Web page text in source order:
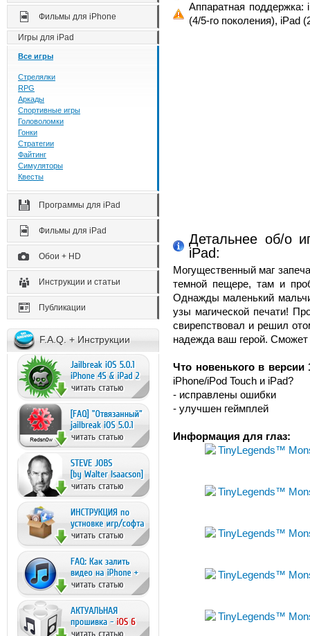
Фильмы для iPhone
Игры для iPad
Все игры
Стрелялки
RPG
Аркады
Спортивные игры
Головоломки
Гонки
Стратегии
Файтинг
Симуляторы
Квесты
Программы для iPad
Фильмы для iPad
Обои + HD
Инструкции и статьи
Публикации
F.A.Q. + Инструкции
Аппаратная поддержка:
(4/5-го поколения), iPad
Детальнее об/о
iPad:
Могущественный маг
темной пещере, там и
Однажды маленький
узы магической печати!
свирепствовал и решил
надежда ваш герой. Сможет
Что новенького в версии
iPhone/iPod Touch и iPad?
- исправлены ошибки
- улучшен геймплей
Информация для глаз: